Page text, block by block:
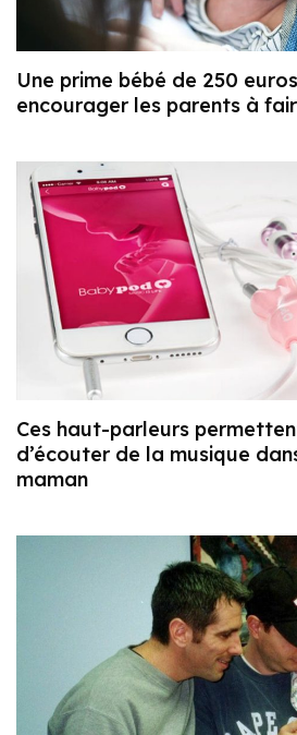
Une prime bébé de 250
encourager les parents à
Ces haut-parleurs
d’écouter de la musique
maman